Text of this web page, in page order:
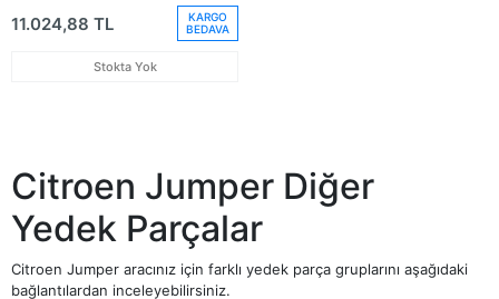
11.024,88 TL
KARGO
BEDAVA
Stokta Yok
Citroen Jumper Diğer
Yedek Parçalar
Citroen Jumper aracınız için farklı yedek parça gruplarını aşağıdaki
bağlantılardan inceleyebilirsiniz.